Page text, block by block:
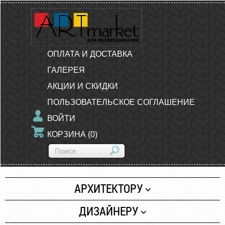
ОПЛАТА И ДОСТАВКА
ГАЛЕРЕЯ
АКЦИИ И СКИДКИ
ПОЛЬЗОВАТЕЛЬСКОЕ СОГЛАШЕНИЕ
ВОЙТИ
КОРЗИНА (0)
АРХИТЕКТОРУ
Бумага
ДИЗАЙНЕРУ